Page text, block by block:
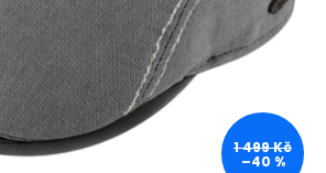
1 499 Kč
–40 %